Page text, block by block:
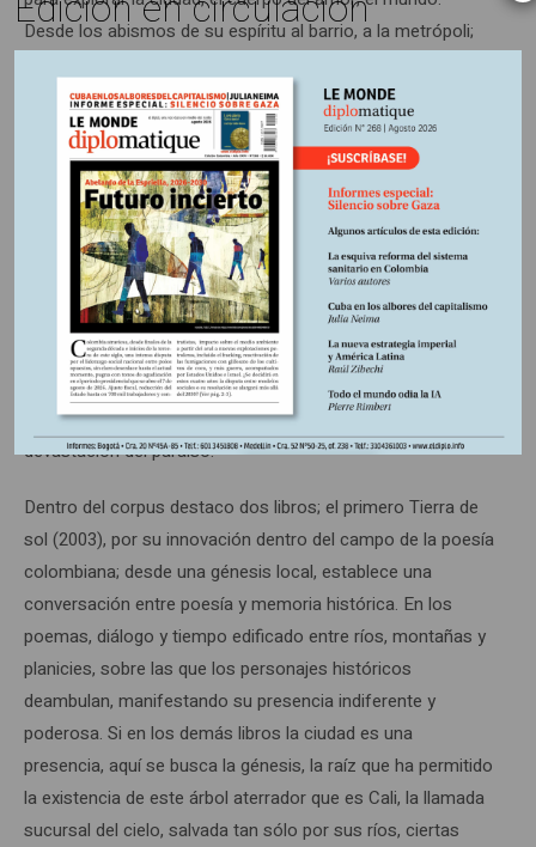
Desde los abismos de su espíritu al barrio, a la metrópoli;
recorre su senda junto a la belleza. El poeta percibe que las
emociones humanas se ubican en el territorio; pone su
oído sobre el vientre de las calles y de los muros para
sentir el latido de un propósito, de una razón de ser o de
una imposición. Al final, la ciudad y sus habitantes dialogan
con el poeta, con el artista, con el espectro que presta
atención un poco, al susurro que se cuela entre ladrillos y
andenes y torcazas, guiadas por el tiempo, como vestigios
alados de épocas mejores. Lo grandioso es que el poeta
enseña, a lo largo de su obra, que el infierno es soportable
gracias a Beatriz; su presencia es lo que quedó de la
devastación del paraíso.
Dentro del corpus destaco dos libros; el primero Tierra de
sol (2003), por su innovación dentro del campo de la poesía
colombiana; desde una génesis local, establece una
conversación entre poesía y memoria histórica. En los
poemas, diálogo y tiempo edificado entre ríos, montañas y
planicies, sobre las que los personajes históricos
deambulan, manifestando su presencia indiferente y
poderosa. Si en los demás libros la ciudad es una
presencia, aquí se busca la génesis, la raíz que ha permitido
la existencia de este árbol aterrador que es Cali, la llamada
sucursal del cielo, salvada tan sólo por sus ríos, ciertas